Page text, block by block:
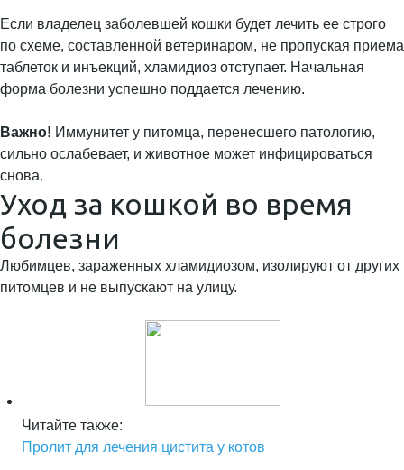
Если владелец заболевшей кошки будет лечить ее строго
по схеме, составленной ветеринаром, не пропуская приема
таблеток и инъекций, хламидиоз отступает. Начальная
форма болезни успешно поддается лечению.
Важно! Иммунитет у питомца, перенесшего патологию,
сильно ослабевает, и животное может инфицироваться
снова.
Уход за кошкой во время
болезни
Любимцев, зараженных хламидиозом, изолируют от других
питомцев и не выпускают на улицу.
Читайте также:
Пролит для лечения цистита у котов